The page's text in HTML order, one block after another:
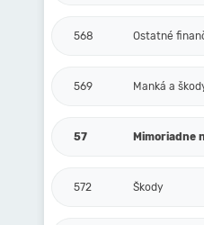
568 Ostatné
569 Manká a
57 Mimoriadne
572 Škody